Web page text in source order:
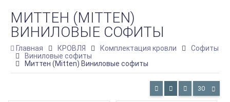
МИТТЕН (MITTEN)
ВИНИЛОВЫЕ СОФИТЫ
Главная КРОВЛЯ Комплектация кровли
Софиты
Виниловые софиты
Миттен (Mitten) Виниловые софиты
30